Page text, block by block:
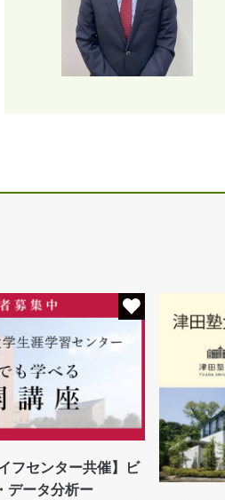
フセンター共催】ビ
データ分析ー